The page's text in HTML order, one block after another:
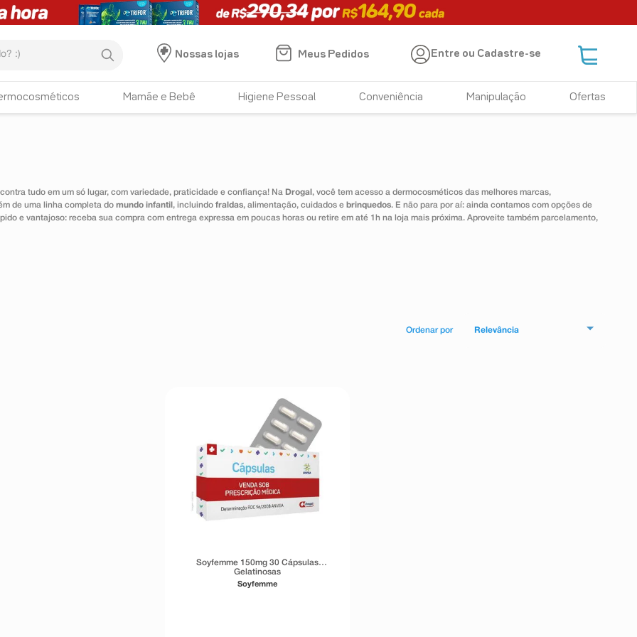
Nossas lojas
Meus Pedidos Entre ou Cadastre-se
Mamãe e Bebê Higiene Pessoal Conveniência Manipulação Ofertas
tudo em um só lugar, com variedade, praticidade e confiança! Na Drogal , você tem acesso a dermocosméticos das melhores marcas,
de uma linha completa do mundo infantil , incluindo fraldas, alimentação, cuidados e brinquedos. E não para por aí: ainda contamos com opções de
e vantajoso: receba sua compra com entrega expressa em poucas horas ou retire em até 1h na loja mais próxima. Aproveite também parcelamento,
Relevância
Soyfemme 150mg 30 Cápsulas
Gelatinosas
Soyfemme